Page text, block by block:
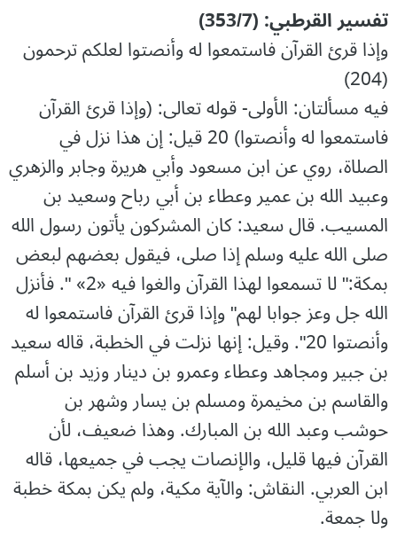
تفسير القرطبي: (353/7)
وإذا قرئ القرآن فاستمعوا له وأنصتوا لعلكم ترحمون
(204)
فيه مسألتان: الأولى- قوله تعالى: (وإذا قرئ القرآن
فاستمعوا له وأنصتوا) 20 قيل: إن هذا نزل في
الصلاة، روي عن ابن مسعود وأبي هريرة وجابر والزهري
وعبيد الله بن عمير وعطاء بن أبي رباح وسعيد بن
المسيب. قال سعيد: كان المشركون يأتون رسول الله
صلى الله عليه وسلم إذا صلى، فيقول بعضهم لبعض
بمكة:" لا تسمعوا لهذا القرآن والغوا فيه «2» ". فأنزل
الله جل وعز جوابا لهم" وإذا قرئ القرآن فاستمعوا له
وأنصتوا 20". وقيل: إنها نزلت في الخطبة، قاله سعيد
بن جبير ومجاهد وعطاء وعمرو بن دينار وزيد بن أسلم
والقاسم بن مخيمرة ومسلم بن يسار وشهر بن
حوشب وعبد الله بن المبارك. وهذا ضعيف، لأن
القرآن فيها قليل، والإنصات يجب في جميعها، قاله
ابن العربي. النقاش: والآية مكية، ولم يكن بمكة خطبة
ولا جمعة.